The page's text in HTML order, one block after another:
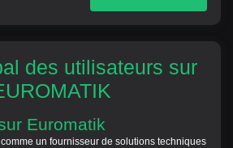
des utilisateurs sur
Euromatik
un fournisseur de solutions techniques